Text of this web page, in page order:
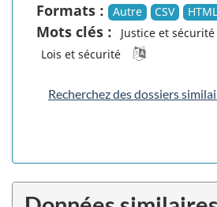
Formats :
Autre CSV HTML
Mots clés :
Justice et
Lois et sécurité
Recherchez des dossiers